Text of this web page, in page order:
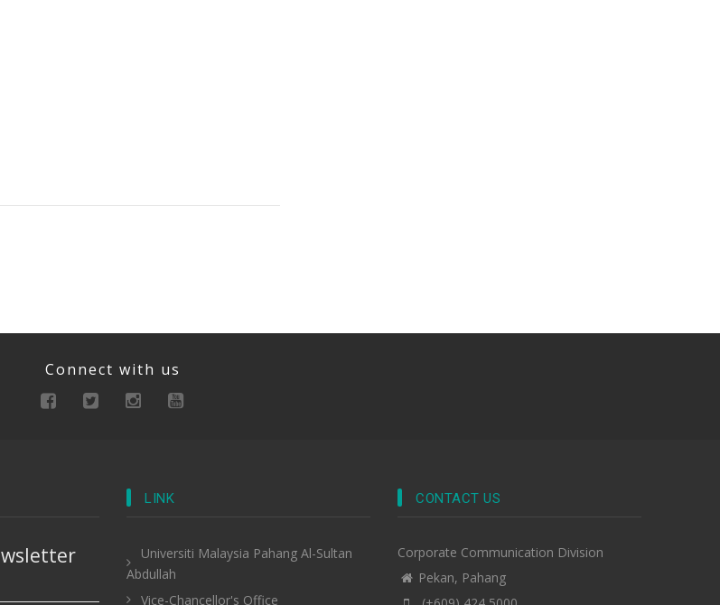
Connect with us
LINK
Universiti Malaysia Pahang Al-Sultan
Abdullah
Vice-Chancellor's Office
CONTACT US
Corporate Communication Division
Pekan, Pahang